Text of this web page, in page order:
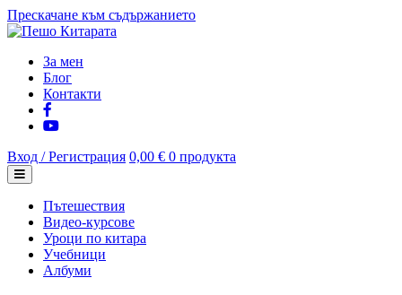
Прескачане към съдържанието
За мен
Блог
Контакти
Вход / Регистрация 0,00 € 0 продукта
Пътешествия
Видео-курсове
Уроци по китара
Учебници
Албуми